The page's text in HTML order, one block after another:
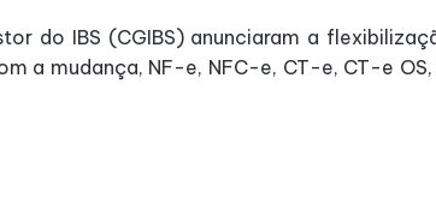
do IBS (CGIBS) anunciaram a
a mudança, NF-e, NFC-e, CT-e, CT-e